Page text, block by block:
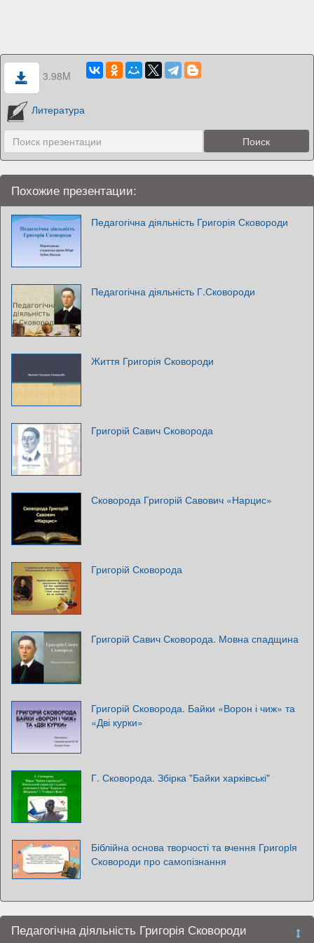
3.98M
Литература
Похожие презентации:
Педагогічна діяльність Григорія Сковороди
Педагогічна діяльність Г.Сковороди
Життя Григорія Сковороди
Григорій Савич Сковорода
Сковорода Григорій Савович «Нарцис»
Григорій Сковорода
Григорій Савич Сковорода. Мовна спадщина
Григорій Сковорода. Байки «Ворон і чиж» та
«Дві курки»
Г. Сковорода. Збірка "Байки харківські"
Біблійна основа творчості та вчення Григорiя
Сковороди про самопізнання
Педагогічна діяльність Григорія Сковороди